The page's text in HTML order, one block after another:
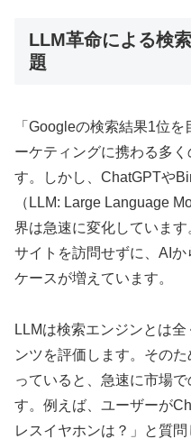
LLM革命による検
題
「Googleの検索結果1位
ーケティングに携わる多
す。しかし、ChatGPTや
（LLM: Large Language
界は急速に変化していま
サイトを訪問せずに、AI
ケースが増えています。
LLMは検索エンジンとは
ンツを評価します。その
っていると、急速に市場
す。例えば、ユーザーが
レスイヤホンは？」と質